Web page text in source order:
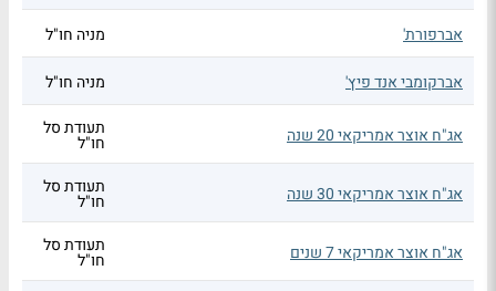
אברפורת' מניה חו"ל
אברקומבי אנד פיץ' מניה חו"ל
אג"ח אוצר אמריקאי 20 שנה תעודת סל
חו"ל
אג"ח אוצר אמריקאי 30 שנה תעודת סל
חו"ל
אג"ח אוצר אמריקאי 7 שנים תעודת סל
חו"ל